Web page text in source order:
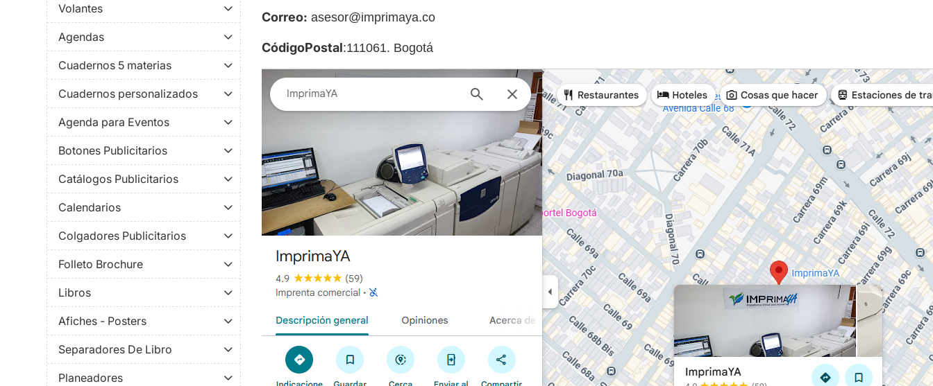
Volantes
Agendas
Cuadernos 5 materias
Cuadernos personalizados
Agenda para Eventos
Botones Publicitarios
Catálogos Publicitarios
Calendarios
Colgadores Publicitarios
Folleto Brochure
Libros
Afiches - Posters
Separadores De Libro
Planeadores
Correo: asesor@imprimaya.co
CódigoPostal:111061. Bogotá